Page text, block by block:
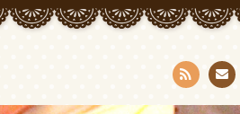
RSS